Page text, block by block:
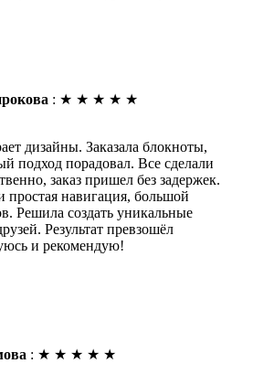
: ★ ★ ★ ★ ★
дизайны. Заказала блокноты,
подход порадовал. Все сделали
заказ пришел без задержек.
простая навигация, большой
Решила создать уникальные
Результат превзошёл
и рекомендую!
: ★ ★ ★ ★ ★